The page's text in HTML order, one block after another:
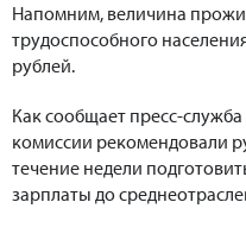
Напомним, величина
трудоспособного
рублей.
Как сообщает пресс-
комиссии рекомендовали
течение недели
зарплаты до